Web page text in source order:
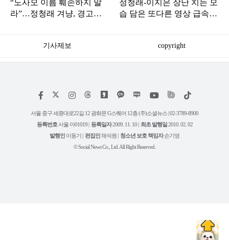
“노사모 이름 훼손하지 말
라”…정청래 겨냥, 경고장
정청래-이지은 장난 치는 모
습 담은 또다른 영상 급속
기사제보 copyright
페
스
인
타
램
위
트
유
튜
틱
서울 중구 세종대로22길 12 광화문 G스퀘어 12층 (주)소셜뉴스 | 02-3789-8900
등록번호 서울 아01019 | 등록일자2009. 11. 10 | 최초 발행일 2010. 02. 02
발행인 이동기 | 편집인 채석원 | 청소년 보호 책임자손기영
© Social News Co., Ltd. All Right Reserved.